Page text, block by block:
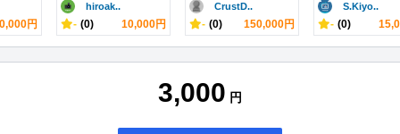
円
hiroak..
- (0) 10,000円
CrustD..
- (0) 150,000円
S.Kiyo..
- (0)
3,000 円